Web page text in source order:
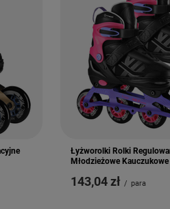
Łyżworolki Rolki
Młodzieżowe
143,04 zł / para